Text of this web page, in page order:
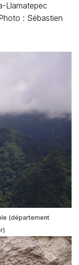
Llamatepec
: Sébastien
(département